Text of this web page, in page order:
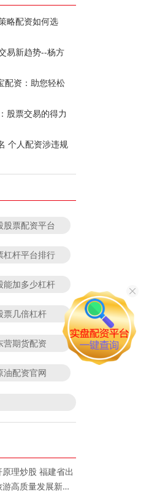
略配资如何选
易新趋势--杨方
配资：助您轻松
股票交易的得力
个人配资涉违规
股票配资平台
杠杆平台排行
能加多少杠杆
票几倍杠杆
营期货配资
油配资官网
理炒股 福建省出
高质量发展新举